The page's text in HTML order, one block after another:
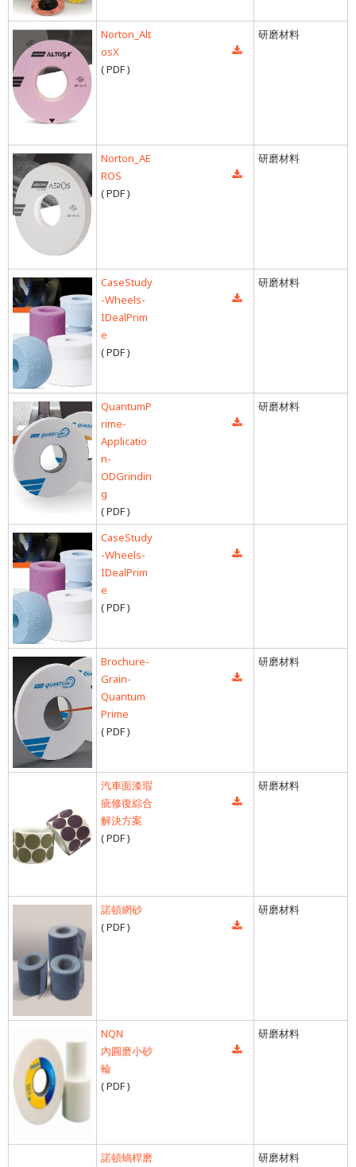
Norton_Alt
osX
( PDF )
研磨材料
Norton_AE
ROS
( PDF )
研磨材料
CaseStudy
-Wheels-
IDealPrim
e
( PDF )
研磨材料
QuantumP
rime-
Applicatio
n-
ODGrindin
g
( PDF )
研磨材料
CaseStudy
-Wheels-
IDealPrim
e
( PDF )
Brochure-
Grain-
Quantum
Prime
( PDF )
研磨材料
汽車面漆瑕
疵修復綜合
解決方案
( PDF )
研磨材料
諾頓網砂
( PDF )
研磨材料
NQN
內圓磨小砂
輪
( PDF )
研磨材料
諾頓蝸桿磨
研磨材料